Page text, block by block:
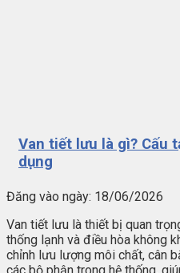
Van tiết lưu là gì? Cấu
dụng
Đăng vào ngày: 18/06/2026
Van tiết lưu là thiết bị quan
thống lạnh và điều hòa không
chỉnh lưu lượng môi chất, cân